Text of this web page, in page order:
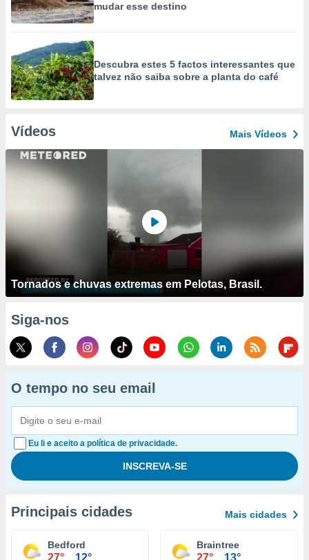
mudar esse destino
Descubra estes 5 factos interessantes que
talvez não saiba sobre a planta do café
Vídeos Mais Vídeos
Tornados e chuvas extremas em Pelotas, Brasil.
Siga-nos
O tempo no seu email
Eu li e aceito a política de privacidade.
Principais cidades Mais cidades
Bedford
27° 12°
Braintree
27° 13°